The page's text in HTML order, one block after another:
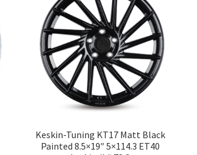
Keskin-Tuning KT17 Matt Black
Painted 8.5×19″ 5×114.3 ET40